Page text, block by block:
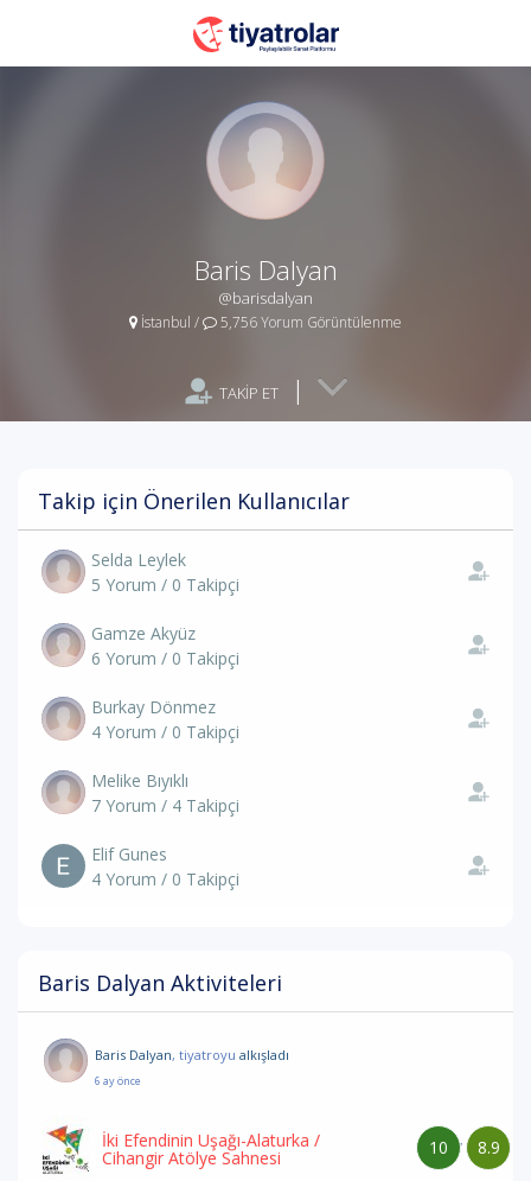
Baris Dalyan
@barisdalyan
İstanbul / 5,756 Yorum Görüntülenme
TAKİP ET |
Takip için Önerilen Kullanıcılar
Selda Leylek
5 Yorum / 0 Takipçi
Gamze Akyüz
6 Yorum / 0 Takipçi
Burkay Dönmez
4 Yorum / 0 Takipçi
Melike Bıyıklı
7 Yorum / 4 Takipçi
Elif Gunes
4 Yorum / 0 Takipçi
Baris Dalyan Aktiviteleri
Baris Dalyan, tiyatroyu alkışladı
6 ay önce
8.9
/
10
İki Efendinin Uşağı-Alaturka /
Cihangir Atölye Sahnesi